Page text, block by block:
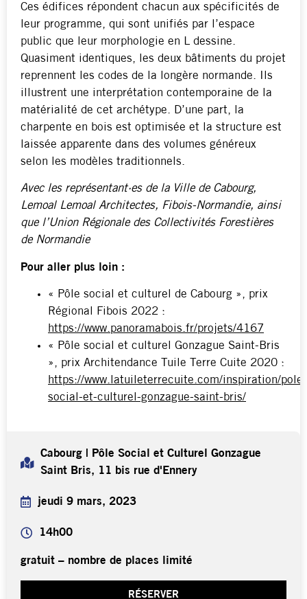
Ces édifices répondent chacun aux spécificités de
leur programme, qui sont unifiés par l’espace
public que leur morphologie en L dessine.
Quasiment identiques, les deux bâtiments du projet
reprennent les codes de la longère normande. Ils
illustrent une interprétation contemporaine de la
matérialité de cet archétype. D’une part, la
charpente en bois est optimisée et la structure est
laissée apparente dans des volumes généreux
selon les modèles traditionnels.
Avec les représentant·es de la Ville de Cabourg,
Lemoal Lemoal Architectes, Fibois-Normandie, ainsi
que l’Union Régionale des Collectivités Forestières
de Normandie
Pour aller plus loin :
« Pôle social et culturel de Cabourg », prix
Régional Fibois 2022 :
https://www.panoramabois.fr/projets/4167
« Pôle social et culturel Gonzague Saint-Bris
», prix Architendance Tuile Terre Cuite 2020 :
https://www.latuileterrecuite.com/inspiration/pole-
social-et-culturel-gonzague-saint-bris/
Cabourg | Pôle Social et Culturel Gonzague
Saint Bris, 11 bis rue d'Ennery
jeudi 9 mars, 2023
14h00
gratuit – nombre de places limité
RÉSERVER